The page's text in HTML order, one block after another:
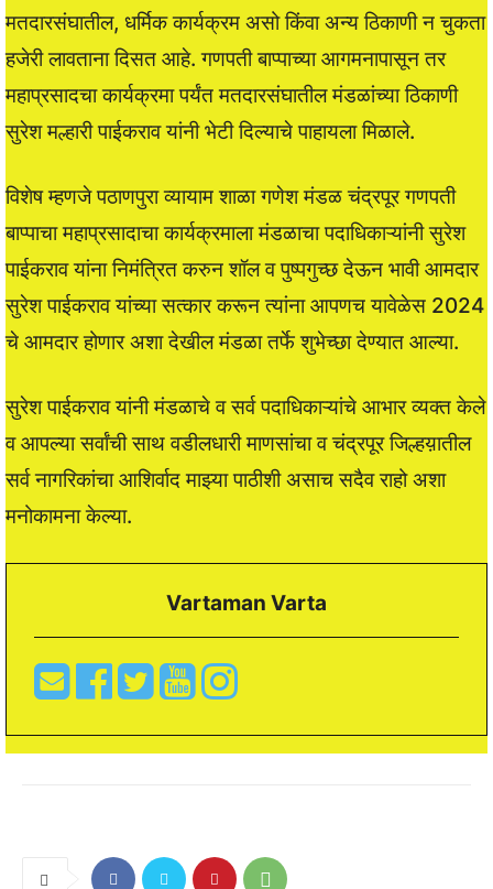
मतदारसंघातील, धर्मिक कार्यक्रम असो किंवा अन्य ठिकाणी न चुकता
हजेरी लावताना दिसत आहे. गणपती बाप्पाच्या आगमनापासून तर
महाप्रसादचा कार्यक्रमा पर्यंत मतदारसंघातील मंडळांच्या ठिकाणी
सुरेश मल्हारी पाईकराव यांनी भेटी दिल्याचे पाहायला मिळाले.
विशेष म्हणजे पठाणपुरा व्यायाम शाळा गणेश मंडळ चंद्रपूर गणपती
बाप्पाचा महाप्रसादाचा कार्यक्रमाला मंडळाचा पदाधिकाऱ्यांनी सुरेश
पाईकराव यांना निमंत्रित करुन शॉल व पुष्पगुच्छ देऊन भावी आमदार
सुरेश पाईकराव यांच्या सत्कार करून त्यांना आपणच यावेळेस 2024
चे आमदार होणार अशा देखील मंडळा तर्फे शुभेच्छा देण्यात आल्या.
सुरेश पाईकराव यांनी मंडळाचे व सर्व पदाधिकाऱ्यांचे आभार व्यक्त केले
व आपल्या सर्वांची साथ वडीलधारी माणसांचा व चंद्रपूर जिल्हय़ातील
सर्व नागरिकांचा आशिर्वाद माझ्या पाठीशी असाच सदैव राहो अशा
मनोकामना केल्या.
Vartaman Varta